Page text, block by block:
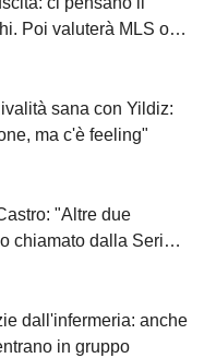
Poi valuterà MLS o
sana con Yildiz:
ma c'è feeling"
"Altre due
chiamato dalla Serie
dall'infermeria: anche
in gruppo